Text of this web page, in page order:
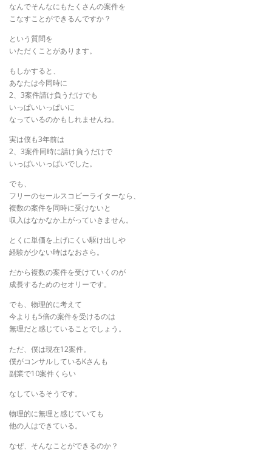
なんでそんなにもたくさんの案件を
こなすことができるんですか？
​という質問を
いただくことがあります。
​もしかすると、
あなたは今同時に
2、3案件請け負うだけでも
いっぱいいっぱいに
なっているのかもしれませんね。
​実は僕も3年前は
2、3案件同時に請け負うだけで
いっぱいいっぱいでした。
でも、
フリーのセールスコピーライターなら、
複数の案件を同時に受けないと
収入はなかなか上がっていきません。
​とくに単価を上げにくい駆け出しや
経験が少ない時はなおさら。
だから複数の案件を受けていくのが
成長するためのセオリーです。
​でも、物理的に考えて
今よりも5倍の案件を受けるのは
無理だと感じていることでしょう。
​ただ、僕は現在12案件。
僕がコンサルしているKさんも
副業で10案件くらい
なしているそうです。
​物理的に無理と感じていても
他の人はできている。
​なぜ、そんなことができるのか？